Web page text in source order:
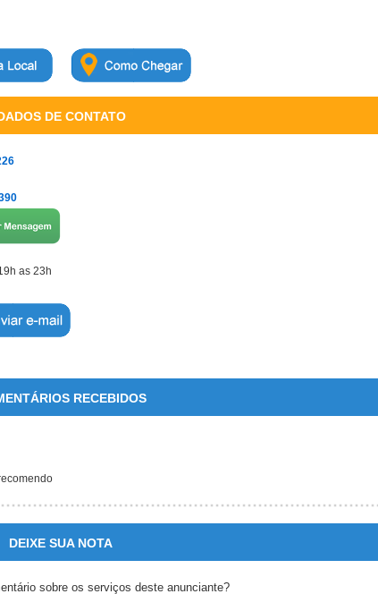
DE CONTATO
as 23h
RECEBIDOS
DEIXE SUA NOTA
sobre os serviços deste anunciante?